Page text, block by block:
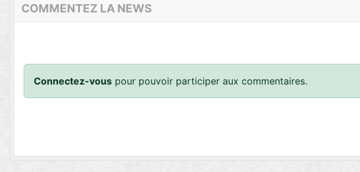
COMMENTEZ LA NEWS
Connectez-vous pour pouvoir participer aux commentaires.